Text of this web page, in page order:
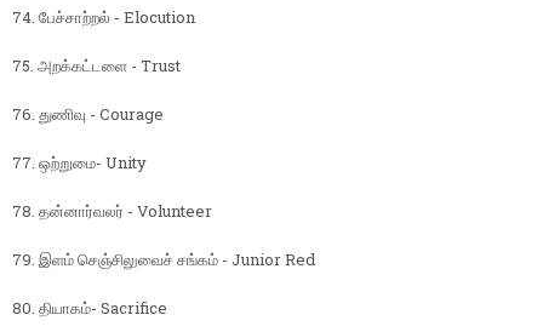
74. பேச்சாற்றல் - Elocution
75. அறக்கட்டளை - Trust
76. துணிவு - Courage
77. ஒற்றுமை- Unity
78. தன்னார்வலர் - Volunteer
79. இளம் செஞ்சிலுவைச் சங்கம் - Junior Red
80. தியாகம்- Sacrifice